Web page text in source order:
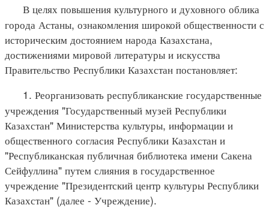
В целях повышения культурного и духовного облика
города Астаны, ознакомления широкой общественности с
историческим достоянием народа Казахстана,
достижениями мировой литературы и искусства
Правительство Республики Казахстан постановляет:
1. Реорганизовать республиканские государственные
учреждения "Государственный музей Республики
Казахстан" Министерства культуры, информации и
общественного согласия Республики Казахстан и
"Республиканская публичная библиотека имени Сакена
Сейфуллина" путем слияния в государственное
учреждение "Президентский центр культуры Республики
Казахстан" (далее - Учреждение).